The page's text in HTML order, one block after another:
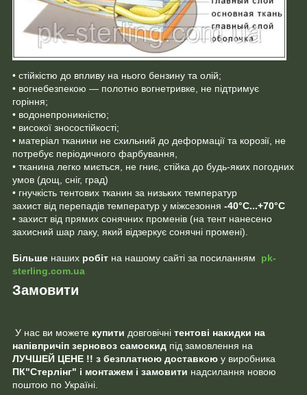
• стійкістю до впливу на нього бензину та олій;
• вогнебезпекою — полотно вогнетривке, не підтримує
горіння;
• водонепроникністю;
• високої зносостійкості;
• матеріал тканини не схильний до деформації та корозії, не
потребує періодичного фарбування,
• тканина легко миється, не гниє, стійка до будь-яких погодних
умов (дощ, сніг, град)
• гнучкість тентових тканин за низьких температур
захист від перепадів температур у міжсезоння -40°C...+70°C
• захист від прямих сонячних променів (на тент нанесено
захисний шар лаку, який відзеркує сонячні промені).
Більше наших робіт на нашому сайті за посиланням pk-
sterling.com.ua
Замовити
У нас ви можете купити довговічні тентові накидки на
напівпричіп зерновоз самоскид під замовлення на
ЛУЧШЕЙ ЦЕНЕ !! з безплатною доставкою у виробника
ПК"Стерлінг" і монтажем і замовити надсилання новою
поштою по Україні.